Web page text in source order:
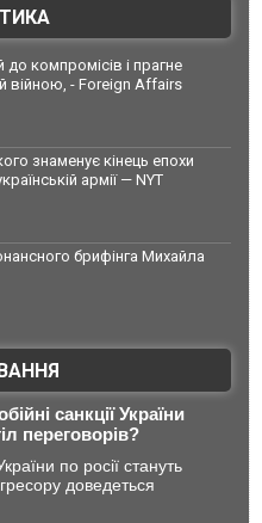
компромісів і прагне
війною, - Foreign Affairs
знаменує кінець епохи
армії — NYT
брифінга Михайла
санкції України
переговорів?
по росії стануть
доведеться